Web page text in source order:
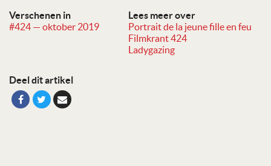
Verschenen in
#424 — oktober 2019
Lees meer over
Portrait de la jeune fille en feu
Filmkrant 424
Ladygazing
Deel dit artikel